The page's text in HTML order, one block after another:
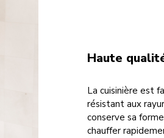
Haute
La cuisinière est
résistant aux
conserve sa
chauffer